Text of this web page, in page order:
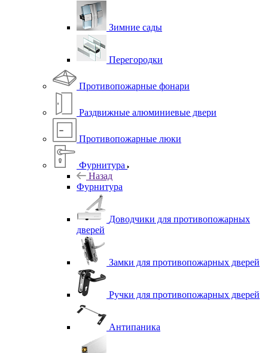
Зимние сады
Перегородки
Противопожарные фонари
Раздвижные алюминиевые двери
Противопожарные люки
Фурнитура
Назад
Фурнитура
Доводчики для противопожарных
дверей
Замки для противопожарных дверей
Ручки для противопожарных дверей
Антипаника